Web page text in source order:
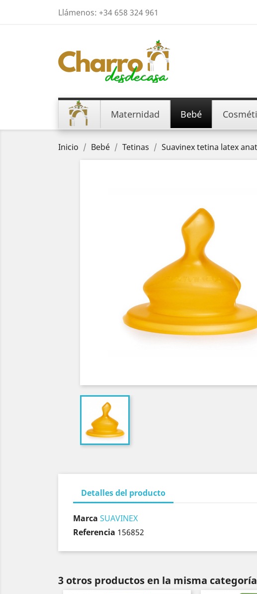
Llámenos: +34 658 324 961
Maternidad Bebé
Inicio Bebé Tetinas Suavinex tetina latex
Detalles del producto
Marca SUAVINEX
Referencia 156852
3 otros productos en la misma